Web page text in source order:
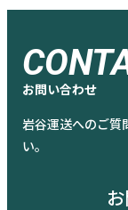
お問い合わせ
岩谷運送へのご質
い。